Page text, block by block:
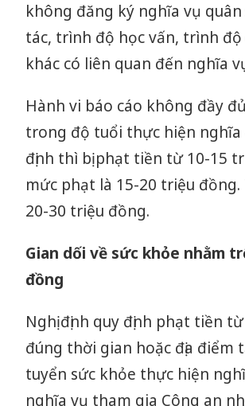
không đăng ký nghĩa vụ
tác, trình độ học vấn, trình
khác có liên quan đến nghĩa
Hành vi báo cáo không đầy
trong độ tuổi thực hiện nghĩa
định thì bị phạt tiền từ 10-15
mức phạt là 15-20 triệu
20-30 triệu đồng.
Gian dối về sức khỏe nhằm
đồng
Nghị định quy định phạt tiền
đúng thời gian hoặc địa
tuyển sức khỏe thực hiện
nghĩa vụ tham gia Công an